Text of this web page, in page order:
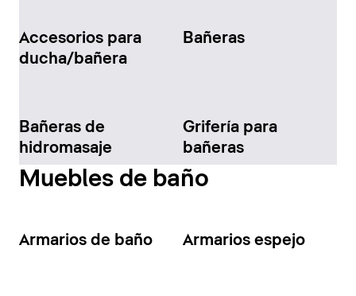
Accesorios para
ducha/bañera
Bañeras
Bañeras de
hidromasaje
Grifería para
bañeras
Muebles de baño
Armarios de baño Armarios espejo